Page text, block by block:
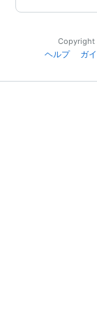
Copyright
ヘルプ
ガ